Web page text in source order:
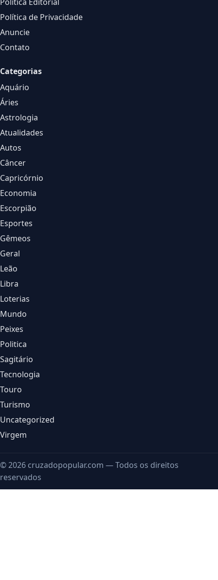
Política de Privacidade
Anuncie
Contato
Categorias
Aquário
Áries
Astrologia
Atualidades
Autos
Câncer
Capricórnio
Economia
Escorpião
Esportes
Gêmeos
Geral
Leão
Libra
Loterias
Mundo
Peixes
Politica
Sagitário
Tecnologia
Touro
Turismo
Uncategorized
Virgem
© 2026 cruzadopopular.com — Todos os direitos
reservados